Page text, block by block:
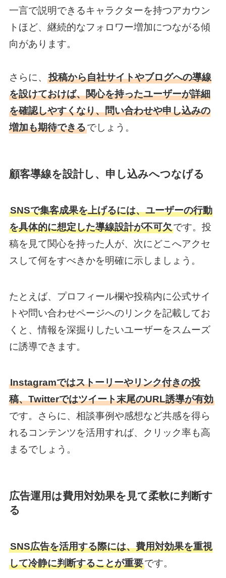
一言で説明できるキャラクターを持つアカウン
トほど、継続的なフォロワー増加につながる傾
向があります。
さらに、 投稿から自社サイトやブログへの導線
を設けておけば、関心を持ったユーザーが詳細
を確認しやすくなり、問い合わせや申し込みの
増加も期待できるでしょう。
顧客導線を設計し、申し込みへつなげる
SNSで集客成果を上げるには、ユーザーの行動
を具体的に想定した導線設計が不可欠です。投
稿を見て関心を持った人が、次にどこへアクセ
スして何をすべきかを明確に示しましょう。
たとえば、プロフィール欄や投稿内に公式サイ
トや問い合わせページへのリンクを記載してお
くと、情報を深掘りしたいユーザーをスムーズ
に誘導できます。
Instagramではストーリーやリンク付きの投
稿、Twitterではツイート末尾のURL誘導が有効
です。さらに、相談事例や感想など共感を得ら
れるコンテンツを活用すれば、クリック率も高
まるでしょう。
広告運用は費用対効果を見て柔軟に判断す
る
SNS広告を活用する際には、費用対効果を重視
して冷静に判断することが重要です。